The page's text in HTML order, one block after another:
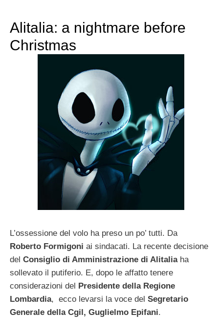
Alitalia: a nightmare before
Christmas
L’ossessione del volo ha preso un po’ tutti. Da
Roberto Formigoni ai sindacati. La recente decisione
del Consiglio di Amministrazione di Alitaliaha
sollevato il putiferio. E, dopo le affatto tenere
considerazioni del Presidente della Regione
Lombardia, ecco levarsi la voce del Segretario
Generale della Cgil, Guglielmo Epifani.